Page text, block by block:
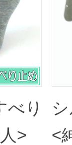
べり
人>
<